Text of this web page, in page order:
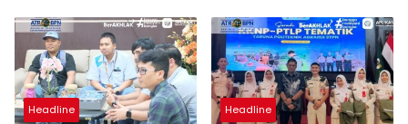
Tibang
Gampong Karang Anyar
Headline Headline